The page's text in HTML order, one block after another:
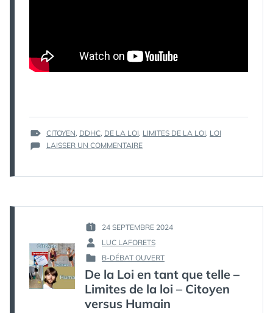
ÉTIQUETTES :
CITOYEN, DDHC, DE LA LOI, LIMITES DE LA LOI, LOI
LAISSER UN COMMENTAIRESUR
LOI
TELLE
–
LIMITES
DE
LA
LOI
–
CITOYEN
PUBLIÉ
LE :
24 SEPTEMBRE 2024
PAR :
LUC LAFORETS
PUBLIÉ
DANS
B-DÉBAT OUVERT
De la Loi en tant que telle –
Limites de la loi – Citoyen
versus Humain